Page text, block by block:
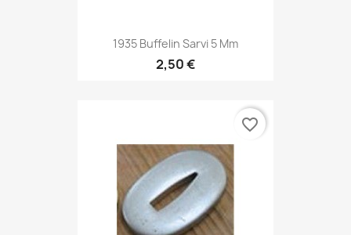
1935 Buffelin Sarvi 5 Mm
2,50 €
favorite_border